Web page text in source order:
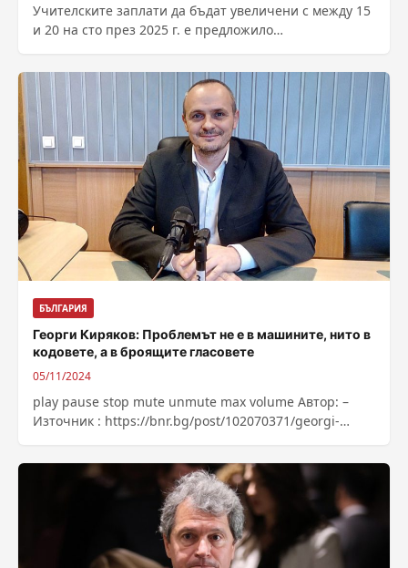
Учителските заплати да бъдат увеличени с между 15
и 20 на сто през 2025 г. е предложило
БЪЛГАРИЯ
Георги Киряков: Проблемът не е в машините, нито в
кодовете, а в броящите гласовете
05/11/2024
play pause stop mute unmute max volume Автор: –
Източник : https://bnr.bg/post/102070371/georgi-